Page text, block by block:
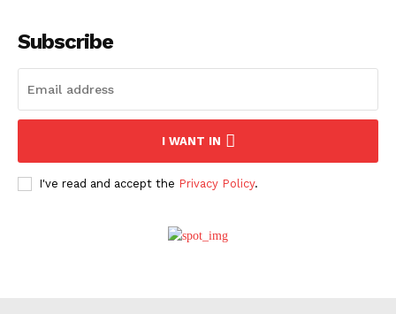
Subscribe
I WANT IN
I've read and accept the Privacy Policy.